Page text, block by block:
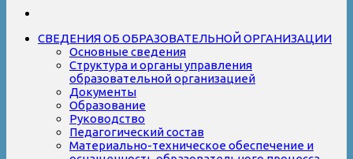
СВЕДЕНИЯ ОБ ОБРАЗОВАТЕЛЬНОЙ ОРГАНИЗАЦИИ
Основные сведения
Структура и органы управления
образовательной организацией
Документы
Образование
Руководство
Педагогический состав
Материально-техническое обеспечение и